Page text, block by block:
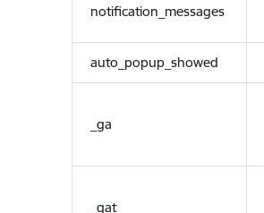
notification_messages
auto_popup_showed
_ga
_gat